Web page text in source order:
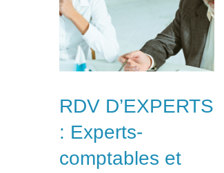
RDV D’EXPERTS
: Experts-
comptables et